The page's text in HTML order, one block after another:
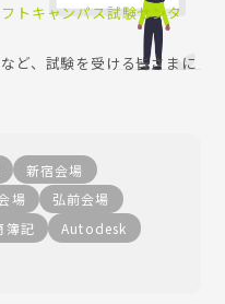
トキャンパス試験センタ
ど、試験を受ける皆さまに
新宿会場
場
弘前会場
簿記
Autodesk